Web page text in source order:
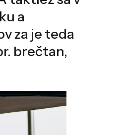
a
za je teda
brečtan,